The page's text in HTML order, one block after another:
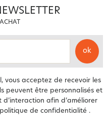
ok
vous acceptez de recevoir les
peuvent être personnalisés et
d’interaction afin d’améliorer
politique de confidentialité .